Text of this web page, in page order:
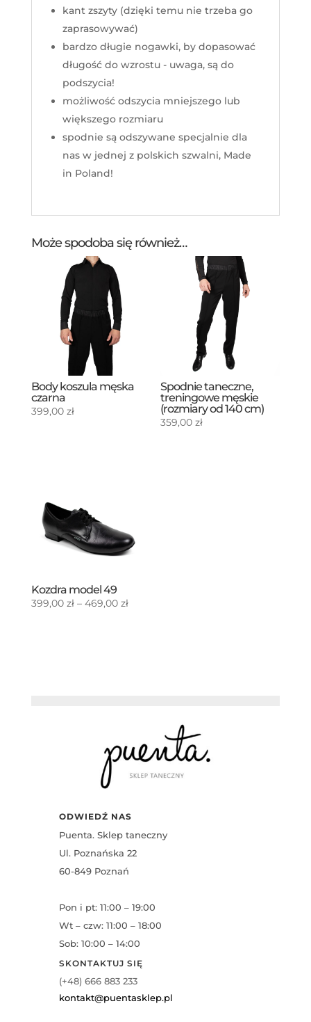
kant zszyty (dzięki temu nie trzeba go
zaprasowywać)
bardzo długie nogawki, by dopasować
długość do wzrostu - uwaga, są do
podszycia!
możliwość odszycia mniejszego lub
większego rozmiaru
spodnie są odszywane specjalnie dla
nas w jednej z polskich szwalni, Made
in Poland!
Może spodoba się również…
Body koszula męska
czarna
399,00 zł
Spodnie taneczne,
treningowe męskie
(rozmiary od 140 cm)
359,00zł
Kozdra model 49
399,00 zł – 469,00 złZakres
ODWIEDŹ NAS
Puenta. Sklep taneczny
Ul. Poznańska 22
60-849 Poznań
Pon i pt: 11:00 – 19:00
Wt – czw: 11:00 – 18:00
Sob: 10:00 – 14:00
SKONTAKTUJ SIĘ
(+48) 666 883 233
kontakt@puentasklep.pl